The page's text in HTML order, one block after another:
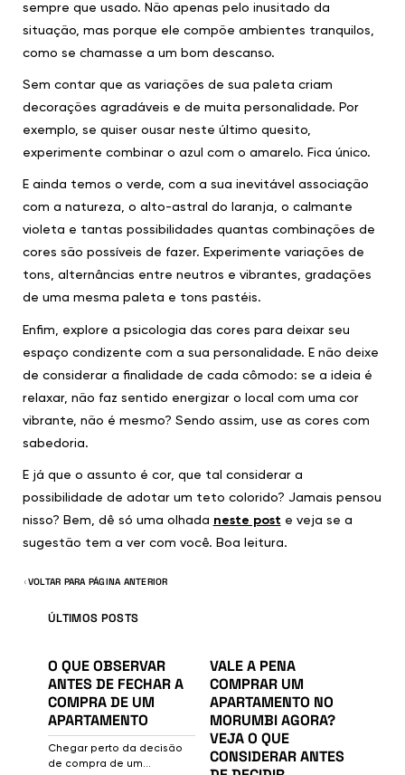
sempre que usado. Não apenas pelo inusitado da
situação, mas porque ele compõe ambientes tranquilos,
como se chamasse a um bom descanso.
Sem contar que as variações de sua paleta criam
decorações agradáveis e de muita personalidade. Por
exemplo, se quiser ousar neste último quesito,
experimente combinar o azul com o amarelo. Fica único.
E ainda temos o verde, com a sua inevitável associação
com a natureza, o alto-astral do laranja, o calmante
violeta e tantas possibilidades quantas combinações de
cores são possíveis de fazer. Experimente variações de
tons, alternâncias entre neutros e vibrantes, gradações
de uma mesma paleta e tons pastéis.
Enfim, explore a psicologia das cores para deixar seu
espaço condizente com a sua personalidade. E não deixe
de considerar a finalidade de cada cômodo: se a ideia é
relaxar, não faz sentido energizar o local com uma cor
vibrante, não é mesmo? Sendo assim, use as cores com
sabedoria.
E já que o assunto é cor, que tal considerar a
possibilidade de adotar um teto colorido? Jamais pensou
nisso? Bem, dê só uma olhada neste post e veja se a
sugestão tem a ver com você. Boa leitura.
VOLTAR PARA PÁGINA ANTERIOR
ÚLTIMOS POSTS
IMOBILIÁRIO
O QUE OBSERVAR
ANTES DE FECHAR A
COMPRA DE UM
APARTAMENTO
Chegar perto da decisão
de compra de um
NO
MORUMBI
VALE A PENA
COMPRAR UM
APARTAMENTO NO
MORUMBI AGORA?
VEJA O QUE
CONSIDERAR ANTES